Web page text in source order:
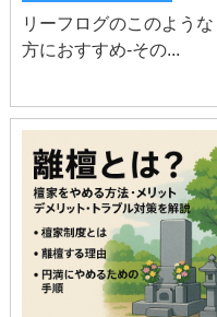
リーフログのこのような
方におすすめ-その...